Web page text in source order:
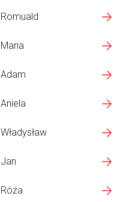
Romuald
Maria
Adam
Aniela
Władysław
Jan
Róża